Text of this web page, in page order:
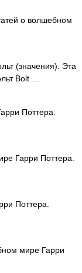
о волшебном
(значения). Эта
Bolt …
Поттера.
Гарри Поттера.
Поттера.
мире Гарри